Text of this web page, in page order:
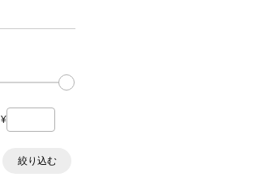
¥
絞り込む